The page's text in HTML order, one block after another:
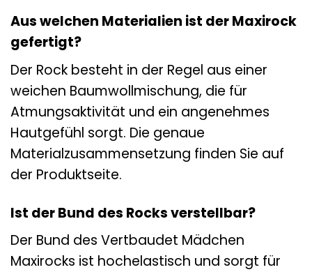
Aus welchen Materialien ist der Maxirock
gefertigt?
Der Rock besteht in der Regel aus einer
weichen Baumwollmischung, die für
Atmungsaktivität und ein angenehmes
Hautgefühl sorgt. Die genaue
Materialzusammensetzung finden Sie auf
der Produktseite.
Ist der Bund des Rocks verstellbar?
Der Bund des Vertbaudet Mädchen
Maxirocks ist hochelastisch und sorgt für